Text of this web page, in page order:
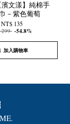
文漾】純棉手
－紫色葡萄
NT$ 135
299 -54.8%
加入購物車